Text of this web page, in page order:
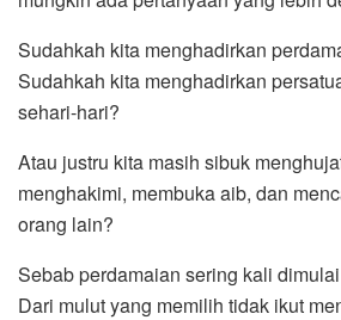
Sudahkah kita menghadirkan
Sudahkah kita menghadirkan
sehari-hari?
Atau justru kita masih sibuk
menghakimi, membuka aib, dan
orang lain?
Sebab perdamaian sering kali
Dari mulut yang memilih tidak ikut